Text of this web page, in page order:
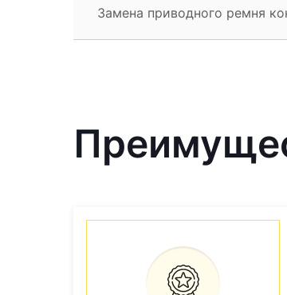
Замена приводного ремня